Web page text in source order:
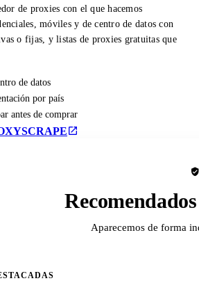
de proxies con el que hacemos
móviles y de centro de datos con
o fijas, y listas de proxies gratuitas que
de datos
por país
antes de comprar
Aparecemos de forma